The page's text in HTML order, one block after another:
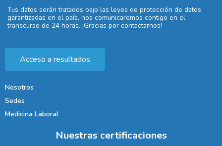
Tus datos serán tratados bajo las leyes de protección de datos
garantizadas en el país, nos comunicaremos contigo en el
transcurso de 24 horas. ¡Gracias por contactarnos!
Acceso a resultados
Nosotros
Sedes
Medicina Laboral
Nuestras certificaciones